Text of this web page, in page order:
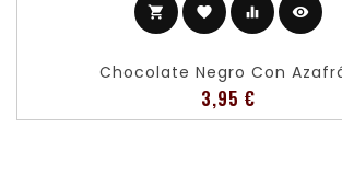
shopping_cart favorite equalizer visibility
Chocolate Negro Con
3,95 €